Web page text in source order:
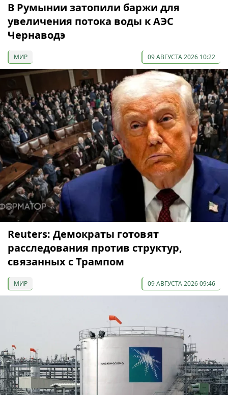
В Румынии затопили баржи для
увеличения потока воды к АЭС
Чернаводэ
МИР 09 АВГУСТА 2026 10:22
Reuters: Демократы готовят
расследования против структур,
связанных с Трампом
МИР 09 АВГУСТА 2026 09:46